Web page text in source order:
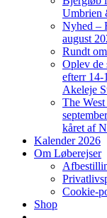
Umbrien
Nyhed –
august
Rundt
Oplev de
efterr 14-
Akeleje
The
kåret af
Kalender 2026
Om Løberejser
Cookie-
Shop